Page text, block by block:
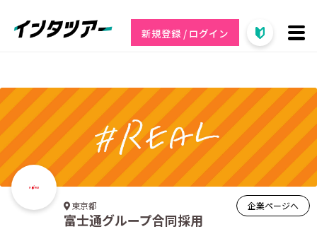
新規登録 / ログイン
東京都
富士通グループ合同採用
企業ページへ